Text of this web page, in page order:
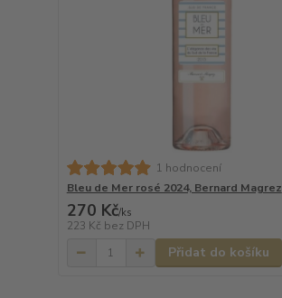
1 hodnocení
Bleu de Mer rosé 2024, Bernard Magrez
270 Kč/ks
223 Kč bez DPH
Přidat do košíku